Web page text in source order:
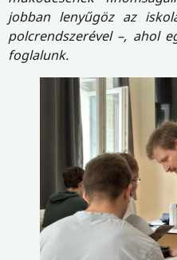
jobban lenyűgöz az
polcrendszerével –, ahol
foglalunk.